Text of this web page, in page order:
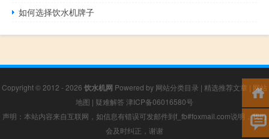
如何选择饮水机牌子
Copyright © 2012 - 2026 饮水机网 Powered by 网站分类目录 | 精选推荐文章 | 网站
地图 | 疑难解答 津ICP备06016580号
声明：本站内容来自互联网，如信息有错误可发邮件到f_fb#foxmail.com说明，我们
会及时纠正，谢谢